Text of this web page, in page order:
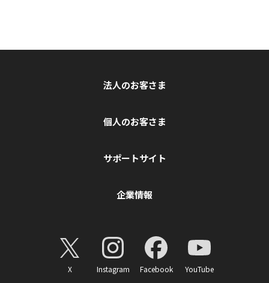
法人のお客さま
個人のお客さま
サポートサイト
企業情報
X Instagram Facebook YouTube